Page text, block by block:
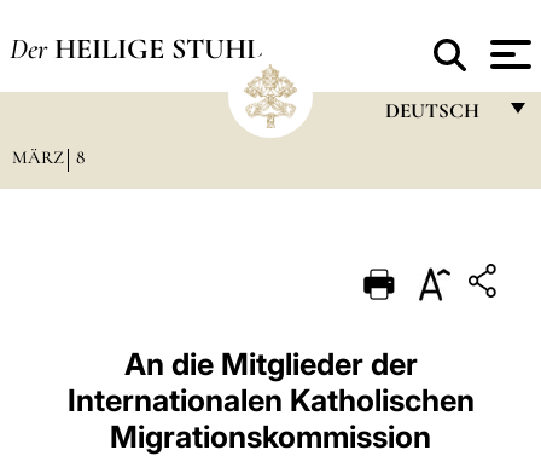
Der HEILIGE STUHL
DEUTSCH
PORTUGUÊS
ESPAÑOL
DEUTSCH
POLSKI
MÄRZ 8
An die Mitglieder der
Internationalen Katholischen
Migrationskommission